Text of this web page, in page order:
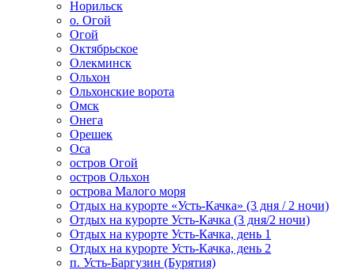
Норильск
о. Огой
Огой
Октябрьское
Олекминск
Ольхон
Ольхонские ворота
Омск
Онега
Орешек
Оса
остров Огой
остров Ольхон
острова Малого моря
Отдых на курорте «Усть-Качка» (3 дня / 2 ночи)
Отдых на курорте Усть-Качка (3 дня/2 ночи)
Отдых на курорте Усть-Качка, день 1
Отдых на курорте Усть-Качка, день 2
п. Усть-Баргузин (Бурятия)